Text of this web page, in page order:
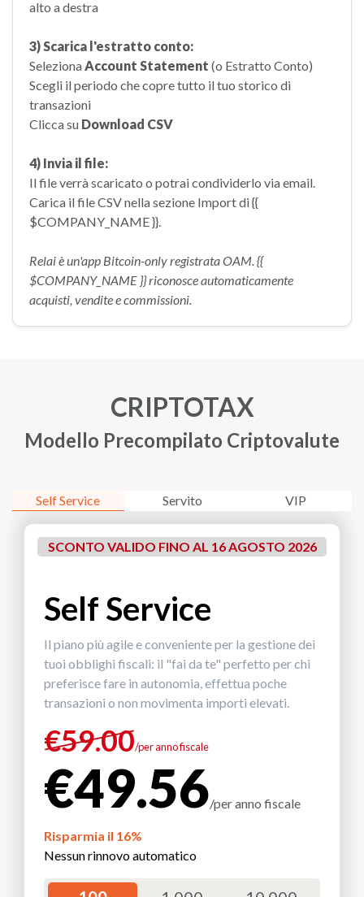
alto a destra
3) Scarica l'estratto conto:
SelezionaAccount Statement (o Estratto Conto)
Scegli il periodo che copre tutto il tuo storico di
transazioni
Clicca su Download CSV
4) Invia il file:
Il file verrà scaricato o potrai condividerlo via email.
Carica il file CSV nella sezione Import di {{
$COMPANY_NAME }}.
Relai è un'app Bitcoin-only registrata OAM. {{
$COMPANY_NAME }} riconosce automaticamente
acquisti, vendite e commissioni.
CRIPTOTAX
Modello Precompilato Criptovalute
Self Service Servito VIP
SCONTO VALIDO FINO AL 16 AGOSTO 2026
Self Service
Il piano più agile e conveniente per la gestione dei
tuoi obblighi fiscali: il "fai da te" perfetto per chi
preferisce fare in autonomia, effettua poche
transazioni o non movimenta importi elevati.
€59.00/per anno fiscale
€49.56/per anno fiscale
Risparmia il 16%
Nessun rinnovo automatico